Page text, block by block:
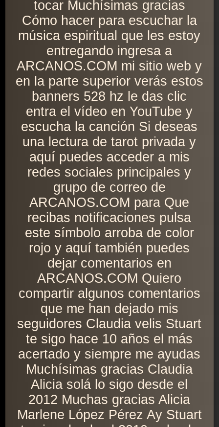
tocar Muchísimas gracias
Cómo hacer para escuchar la
música espiritual que les estoy
entregando ingresa a
ARCANOS.COM mi sitio web y
en la parte superior verás estos
banners 528 hz le das clic
entra el vídeo en YouTube y
escucha la canción Si deseas
una lectura de tarot privada y
aquí puedes acceder a mis
redes sociales principales y
grupo de correo de
ARCANOS.COM para Que
recibas notificaciones pulsa
este símbolo arroba de color
rojo y aquí también puedes
dejar comentarios en
ARCANOS.COM Quiero
compartir algunos comentarios
que me han dejado mis
seguidores Claudia velis Stuart
te sigo hace 10 años el más
acertado y siempre me ayudas
Muchísimas gracias Claudia
Alicia solá lo sigo desde el
2012 Muchas gracias Alicia
Marlene López Pérez Ay Stuart